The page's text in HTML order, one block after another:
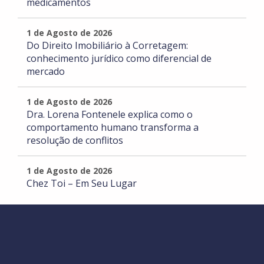
1 de Agosto de 2026
Do Direito Imobiliário à Corretagem:
conhecimento jurídico como diferencial de
mercado
1 de Agosto de 2026
Dra. Lorena Fontenele explica como o
comportamento humano transforma a
resolução de conflitos
1 de Agosto de 2026
Chez Toi – Em Seu Lugar